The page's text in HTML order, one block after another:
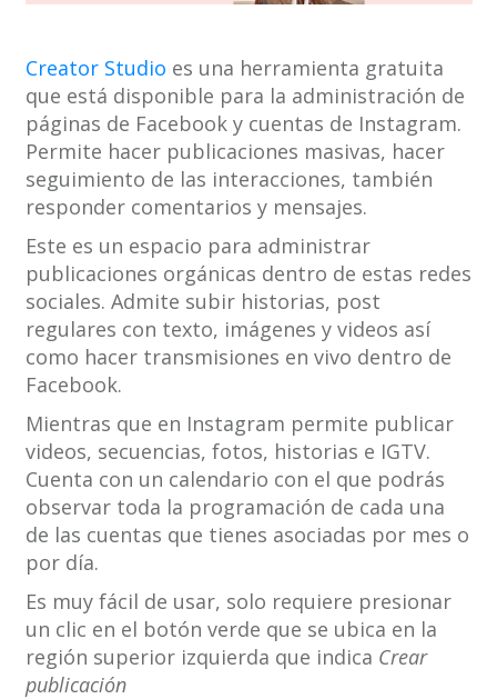
Creator Studio es una herramienta gratuita
que está disponible para la administración de
páginas de Facebook y cuentas de Instagram.
Permite hacer publicaciones masivas, hacer
seguimiento de las interacciones, también
responder comentarios y mensajes.
Este es un espacio para administrar
publicaciones orgánicas dentro de estas redes
sociales. Admite subir historias, post
regulares con texto, imágenes y videos así
como hacer transmisiones en vivo dentro de
Facebook.
Mientras que en Instagram permite publicar
videos, secuencias, fotos, historias e IGTV.
Cuenta con un calendario con el que podrás
observar toda la programación de cada una
de las cuentas que tienes asociadas por mes o
por día.
Es muy fácil de usar, solo requiere presionar
un clic en el botón verde que se ubica en la
región superior izquierda que indica Crear
publicación